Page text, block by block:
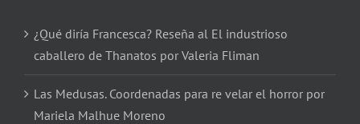
¿Qué diría Francesca? Reseña al El industrioso
caballero de Thanatos por Valeria Fliman
Las Medusas. Coordenadas para re velar el horror por
Mariela Malhue Moreno